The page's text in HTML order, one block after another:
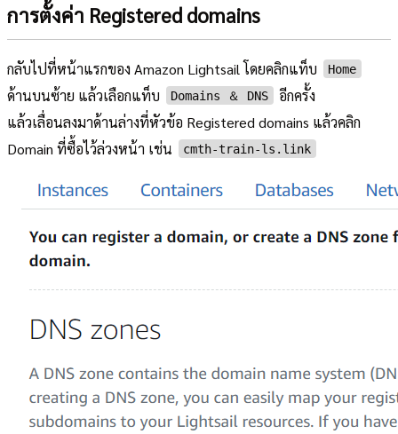
การตั้งค่า Registered domains
กลับไปที่หน้าแรกของ Amazon Lightsail โดยคลิกแท็บ Home
ด้านบนซ้าย แล้วเลือกแท็บ Domains ＆ DNS
อีกครั้ง
แล้วเลื่อนลงมาด้านล่างที่หัวข้อ Registered domains แล้วคลิก
Domain ที่ซื้อไว้ล่วงหน้า เช่น
cmth-train-ls.link